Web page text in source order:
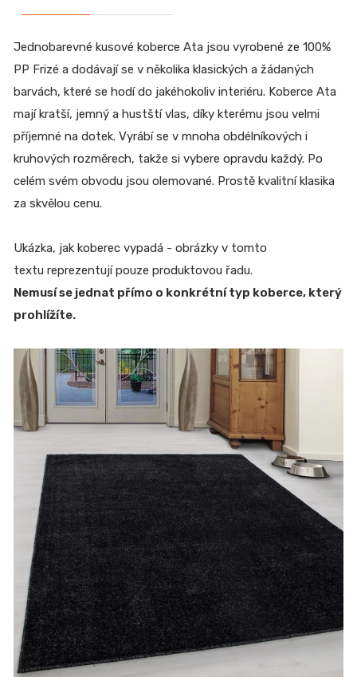
Jednobarevné kusové koberce Ata jsou vyrobené ze 100%
PP Frizé a dodávají se v několika klasických a žádaných
barvách, které se hodí do jakéhokoliv interiéru. Koberce Ata
mají kratší, jemný a hustští vlas, díky kterému jsou velmi
příjemné na dotek. Vyrábí se v mnoha obdélníkových i
kruhových rozměrech, takže si vybere opravdu každý. Po
celém svém obvodu jsou olemované. Prostě kvalitní klasika
za skvělou cenu.
Ukázka, jak koberec vypadá - obrázky v tomto
textu reprezentují pouze produktovou řadu.
Nemusí se jednat přímo o konkrétní typ koberce, který
prohlížíte.